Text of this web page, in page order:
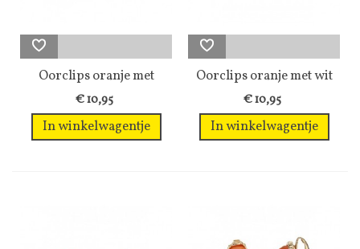
Oorclips oranje met
witte inleg...
€ 10,95
In winkelwagentje
Oorclips oranje met wit
in een...
€ 10,95
In winkelwagentje